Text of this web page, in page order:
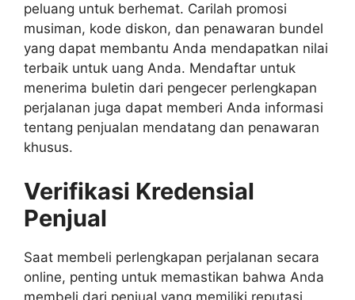
peluang untuk berhemat. Carilah promosi
musiman, kode diskon, dan penawaran bundel
yang dapat membantu Anda mendapatkan nilai
terbaik untuk uang Anda. Mendaftar untuk
menerima buletin dari pengecer perlengkapan
perjalanan juga dapat memberi Anda informasi
tentang penjualan mendatang dan penawaran
khusus.
Verifikasi Kredensial
Penjual
Saat membeli perlengkapan perjalanan secara
online, penting untuk memastikan bahwa Anda
membeli dari penjual yang memiliki reputasi